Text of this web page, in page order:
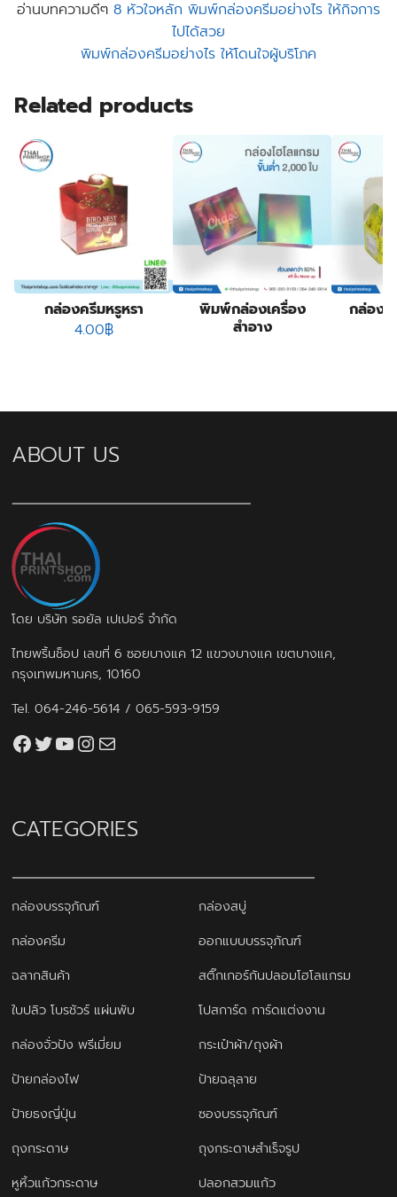
อ่านบทความดีๆ 8 หัวใจหลัก พิมพ์กล่องครีมอย่างไร ให้กิจการ
ไปได้สวย
พิมพ์กล่องครีมอย่างไร ให้โดนใจผู้บริโภค
Related products
กล่องครีมหรูหรา
4.00฿
พิมพ์กล่องเครื่อง
สำอาง
กล่องเ
ABOUT US
โดย บริษัท รอยัล เปเปอร์ จำกัด
ไทยพริ้นช็อป เลขที่ 6 ซอยบางแค 12 แขวงบางแค เขตบางแค,
กรุงเทพมหานคร, 10160
Tel.064-246-5614 /065-593-9159
Facebook
Twitter
YouTube
Instagram
thaiprintshop.aw@gmail.com
CATEGORIES
กล่องบรรจุภัณฑ์
กล่องสบู่
กล่องครีม
ออกแบบบรรจุภัณฑ์
ฉลากสินค้า
สติ๊กเกอร์กันปลอมโฮโลแกรม
ใบปลิว โบรชัวร์ แผ่นพับ
โปสการ์ด การ์ดแต่งงาน
กล่องจั่วปัง พรีเมี่ยม
กระเป๋าผ้า/ถุงผ้า
ป้ายกล่องไฟ
ป้ายฉลุลาย
ป้ายธงญี่ปุ่น
ซองบรรจุภัณฑ์
ถุงกระดาษ
ถุงกระดาษสำเร็จรูป
หูหิ้วแก้วกระดาษ
ปลอกสวมแก้ว